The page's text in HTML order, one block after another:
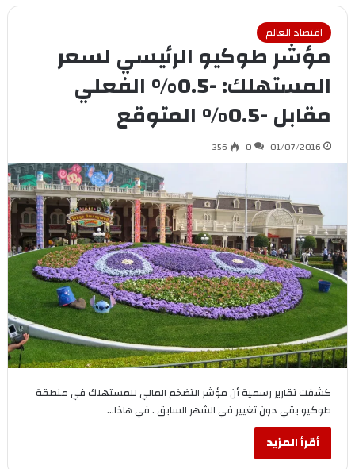
اقتصاد العالم
مؤشر طوكيو الرئيسي لسعر
المستهلك: -0.5% الفعلي
مقابل -0.5% المتوقع
01/07/2016
0
356
كشفت تقارير رسمية أن مؤشر التضخم المالي للمستهلك في منطقة
طوكيو بقي دون تغيير في الشهر السابق . في هاذا…
أقرأ المزيد